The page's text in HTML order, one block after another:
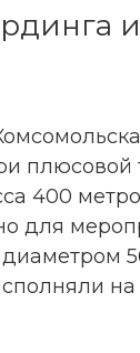
плюсовой
400
для
диаметром